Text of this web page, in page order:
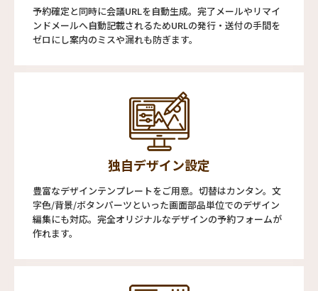
予約確定と同時に会議URLを自動生成。完了メールやリマイ
ンドメールへ自動記載されるためURLの発行・送付の手間を
ゼロにし案内のミスや漏れも防ぎます。
独自デザイン設定
豊富なデザインテンプレートをご用意。切替はカンタン。文
字色/背景/ボタンパーツといった画面部品単位でのデザイン
編集にも対応。完全オリジナルなデザインの予約フォームが
作れます。